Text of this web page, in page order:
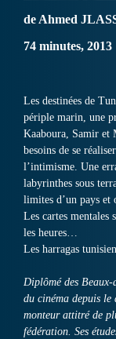
de Ahmed
74 minutes, 2013
Les destinées de
périple marin, une
Kaaboura, Samir et
besoins de se
l’intimisme. Une
labyrinthes sous
limites d’un pays et
Les cartes mentales
les heures…
Les harragas
Diplômé des
du cinéma depuis le
monteur attitré de
fédération. Ses